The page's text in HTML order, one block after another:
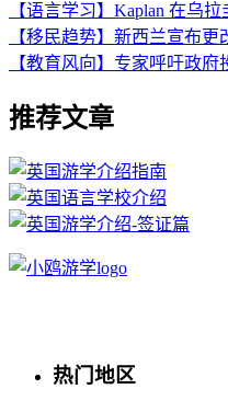
【语言学习】Kaplan 在乌
【移民趋势】新西兰宣布更
【教育风向】专家呼吁政
推荐文章
热门地区